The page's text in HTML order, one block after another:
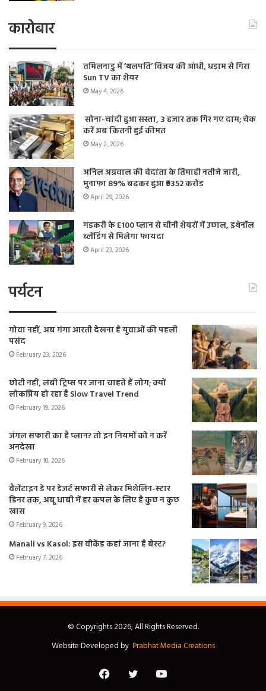
कारोबार
तमिलनाडु में ‘थलपति’ विजय की आंधी, धड़ाम से गिरा
Sun TV का शेयर
May 4, 2026
सोना-चांदी हुआ सस्ता, 3 हजार तक गिर गए दाम; चेक
करें अब कितनी हुई कीमत
May 2, 2026
अनिल अग्रवाल की वेदांता के तिमाही नतीजे जारी,
मुनाफा 89% बढ़कर हुआ ₹9352 करोड़
April 29, 2026
गडकरी के E100 प्लान से चीनी शेयरों में उछाल, इथेनॉल
ब्लेंडिंग से मिलेगा फायदा
April 23, 2026
पर्यटन
गोवा नहीं, अब गंगा आरती देखना है युवाओं की पहली
पसंद
February 23, 2026
छोटी नहीं, लंबी ट्रिप्स पर जाना चाहते हैं लोग; क्यों
लोकप्रिय हो रहा है Slow Travel Trend
February 19, 2026
जंगल सफारी का है प्लान? तो इन नियमों को न करें
अनदेखा
February 10, 2026
वैलेंटाइन डे पर डेजर्ट सफारी से लेकर मिशेलिन-स्टार
डिनर तक, अबू धाबी में हर कपल के लिए है कुछ न कुछ
खास
February 9, 2026
Manali vs Kasol: इस वीकेंड कहां जाना है बेस्ट?
February 7, 2026
© Copyrights 2026, All Rights Reserved.
Website Developed by Prabhat Media Creations
FacebookTwitterYouTube